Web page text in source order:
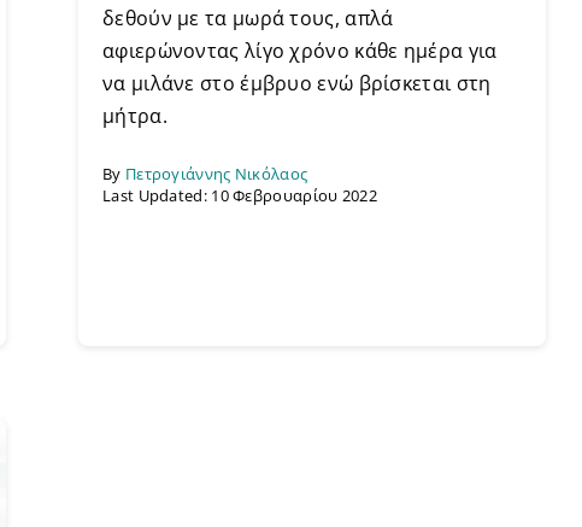
δεθούν με τα μωρά τους, απλά
αφιερώνοντας λίγο χρόνο κάθε ημέρα για
να μιλάνε στο έμβρυο ενώ βρίσκεται στη
μήτρα.
By Πετρογιάννης Νικόλαος
Last Updated: 10 Φεβρουαρίου 2022